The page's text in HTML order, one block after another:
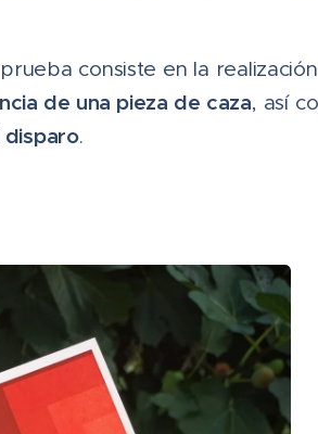
consiste en la
de una pieza de caza, así
disparo.